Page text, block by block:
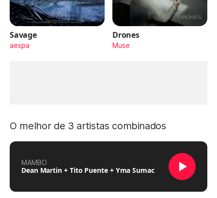
Savage
aespa
Drones
Muse
O melhor de 3 artistas combinados
MAMBO
Dean Martin + Tito Puente + Yma Sumac